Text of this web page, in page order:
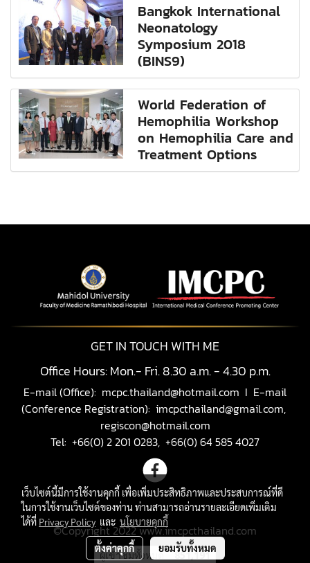
Bangkok International
Neonatology
Symposium 2018
(BINS9)
World Federation of
Hemophilia Workshop
on Hemophilia Care and
Treatment Options
GET IN TOUCH WITH ME
Office Hours: Mon.- Fri. 8.30 a.m. - 4.30 p.m.
E-mail (Office): mcpc.thailand@hotmail.com I E-mail
(Conference Registration): imcpcthailand@gmail.com,
regiscon@hotmail.com
Tel: +66(0) 2 201 0283, +66(0) 64 585 4027
©Copyright 2022 www.imcpcthailand.com
ผู้เข้าชมวันนี้ 534
เว็บไซต์นี้มีการใช้งานคุกกี้ เพื่อเพิ่มประสิทธิภาพและประสบการณ์ที่ดี
ในการใช้งานเว็บไซต์ของท่าน ท่านสามารถอ่านรายละเอียดเพิ่มเติม
ได้ที่ Privacy Policyและ นโยบายคุกกี้
ตั้งค่าคุกกี้ ยอมรับทั้งหมด